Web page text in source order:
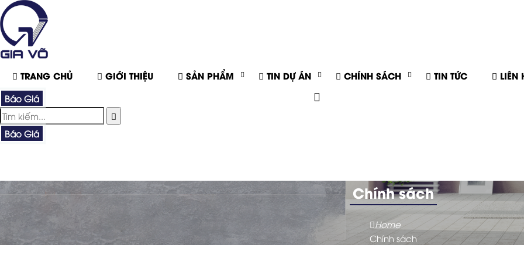
TRANG CHỦ GIỚI THIỆU SẢN PHẨM TIN DỰ ÁN CHÍNH SÁCH TIN TỨC LIÊN
Báo Giá
Báo Giá
Chính sách
Home
Chính sách